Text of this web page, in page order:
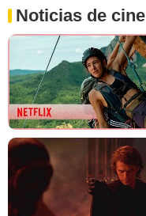
Noticias de cine